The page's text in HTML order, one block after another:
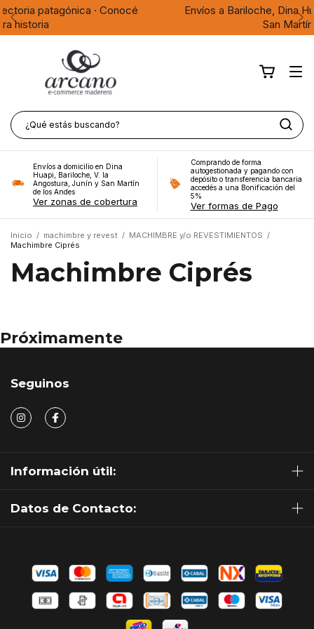
Envíos a Bariloche, Dina Huapi, Villa La Angostura,
Envíos a domicilio en Dina
Huapi, Bariloche, V. la
Angostura, Junín y San Martín
de los Andes
Ver zonas de cobertura
Comprando de forma
autogestionada y pagando con
depósito o transferencia bancaria
accedés a una Bonificación del
5%
Ver formas de Pago
Inicio / machimbre y revest / MACHIMBRE y/o REVESTIMIENTOS /
Machimbre Ciprés
Machimbre Ciprés
Próximamente
Seguinos
Información útil:
Datos de Contacto: